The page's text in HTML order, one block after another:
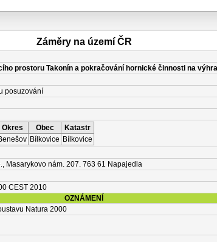
Záměry na území ČR
prostoru Takonín a pokračování hornické činnosti na
posuzování
Okres Obec
Katastr
Bílkovice Bílkovice
Masarykovo nám. 207. 763 61 Napajedla
CEST 2010
OZNÁMENÍ
Natura 2000